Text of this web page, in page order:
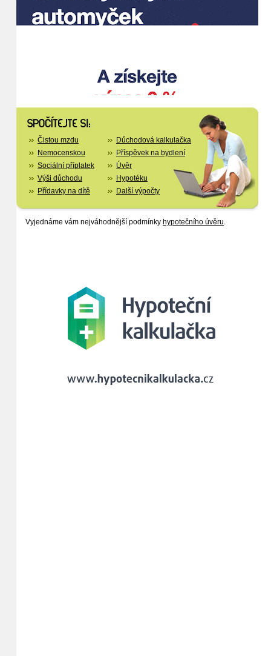
Čistou mzdu
Nemocenskou
Sociální příplatek
Výši důchodu
Přídavky na dítě
Důchodová kalkulačka
Příspěvek na bydlení
Úvěr
Hypotéku
Další výpočty
Vyjednáme vám nejváhodnější podmínky hypotečního úvěru.